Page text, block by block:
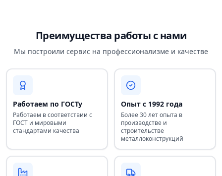
Преимущества работы с нами
Мы построили сервис на профессионализме и качестве
Работаем по ГОСТу
Работаем в соответствии с
ГОСТ и мировыми
стандартами качества
Опыт с 1992 года
Более 30 лет опыта в
производстве и
строительстве
металлоконструкций